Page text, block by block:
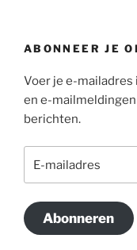
ABONNEER JE
Voer je e-
en e-
berichten.
mailadres
Abonneren